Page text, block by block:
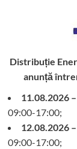
Distribuție
anunță
11.08.2026
09:00-17:00;
12.08.2026
09:00-17:00;